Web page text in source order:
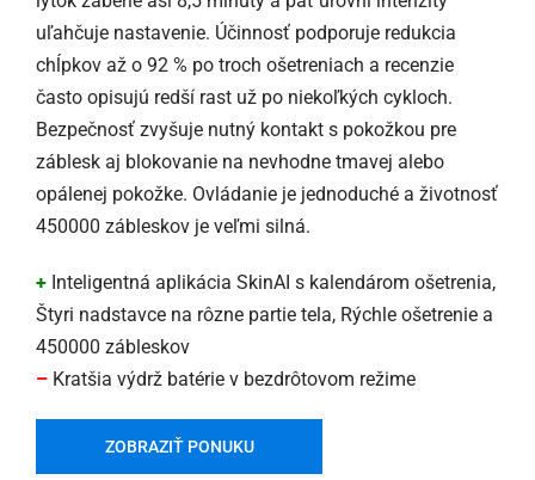
uľahčuje nastavenie. Účinnosť podporuje redukcia
chĺpkov až o 92 % po troch ošetreniach a recenzie
často opisujú redší rast už po niekoľkých cykloch.
Bezpečnosť zvyšuje nutný kontakt s pokožkou pre
záblesk aj blokovanie na nevhodne tmavej alebo
opálenej pokožke. Ovládanie je jednoduché a životnosť
450000 zábleskov je veľmi silná.
+ Inteligentná aplikácia SkinAI s kalendárom ošetrenia,
Štyri nadstavce na rôzne partie tela, Rýchle ošetrenie a
450000 zábleskov
– Kratšia výdrž batérie v bezdrôtovom režime
ZOBRAZIŤ PONUKU